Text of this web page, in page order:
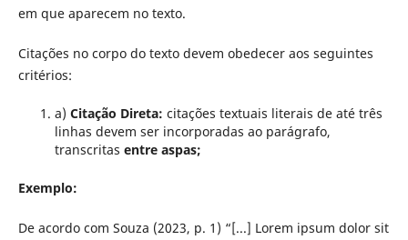
em que aparecem no texto.
Citações no corpo do texto devem obedecer aos seguintes
critérios:
a) Citação Direta: citações textuais literais de até três
linhas devem ser incorporadas ao parágrafo,
transcritas entre aspas;
Exemplo:
De acordo com Souza (2023, p. 1) “[...] Lorem ipsum dolor sit